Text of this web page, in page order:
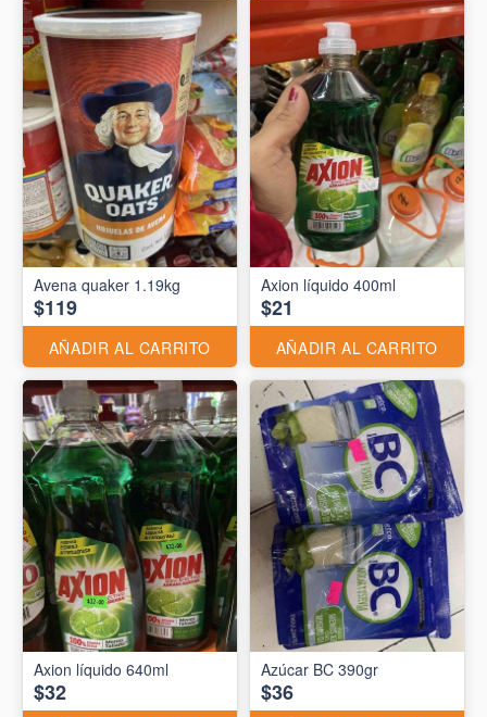
Avena quaker 1.19kg
$119
AÑADIR AL CARRITO
Axion líquido 400ml
$21
AÑADIR AL CARRITO
Axion líquido 640ml
$32
Azúcar BC 390gr
$36